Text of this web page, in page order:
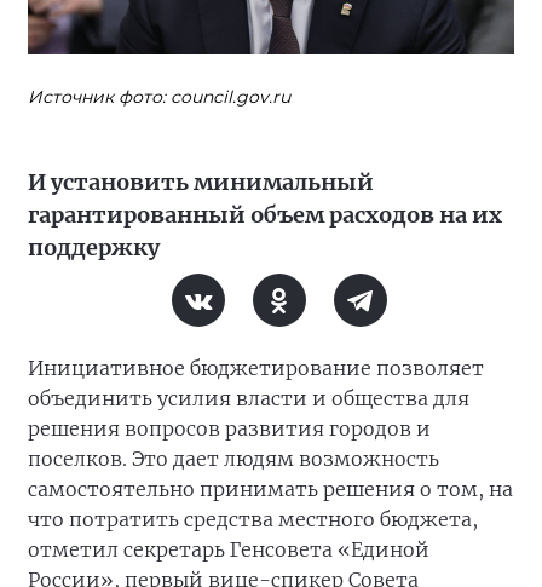
Источник фото: council.gov.ru
И установить минимальный
гарантированный объем расходов на их
поддержку
Инициативное бюджетирование позволяет
объединить усилия власти и общества для
решения вопросов развития городов и
поселков. Это дает людям возможность
самостоятельно принимать решения о том, на
что потратить средства местного бюджета,
отметил секретарь Генсовета «Единой
России», первый вице-спикер Совета